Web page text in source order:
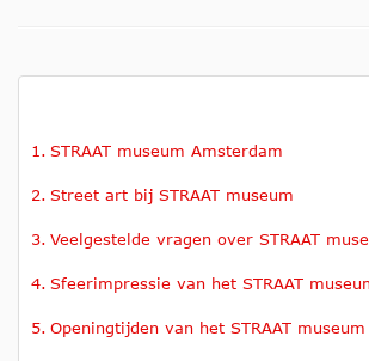
STRAAT museum Amsterdam
Street art bij STRAAT museum
Veelgestelde vragen over STRAAT
Sfeerimpressie van het STRAAT
Openingtijden van het STRAAT museum